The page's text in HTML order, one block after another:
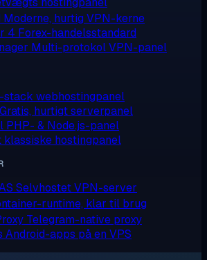
Moderne, hurtig VPN-kerne
4 Forex-handelsstandard
Multi-protokol VPN-panel
stack webhostingpanel
Gratis, hurtigt serverpanel
PHP- & Node.js-panel
klassiske hostingpanel
Selvhostet VPN-server
runtime, klar til brug
Telegram-native proxy
Android-apps på en VPS